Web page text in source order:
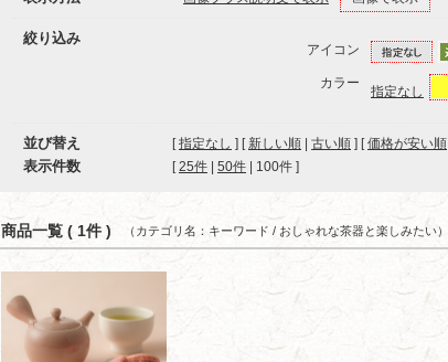
絞り込み
アイコン
カラー
指定なし
並び替え [指定なし ] [ 新しい順 古い順 ] [価格が安い順
表示件数 [ 25件 50件 100件 ]
商品一覧 ( 1件 ) （カテゴリ名：キーワード / おしゃれな茶器と楽しみたい）